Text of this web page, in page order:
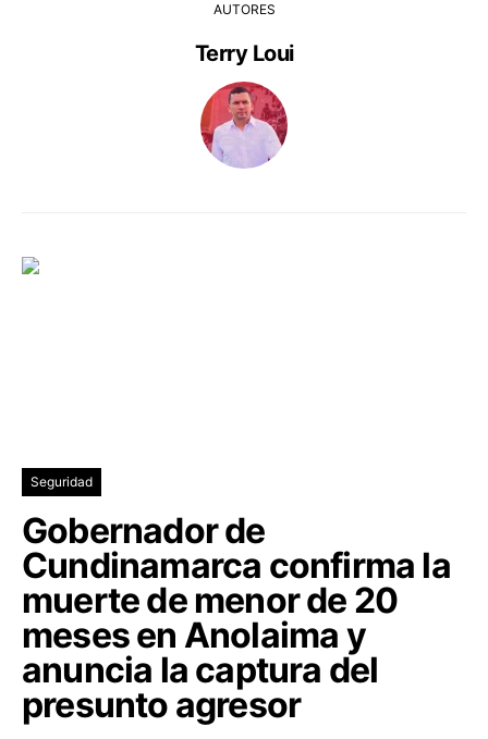
AUTORES
Terry Loui
Seguridad
Gobernador de
Cundinamarca confirma la
muerte de menor de 20
meses en Anolaima y
anuncia la captura del
presunto agresor